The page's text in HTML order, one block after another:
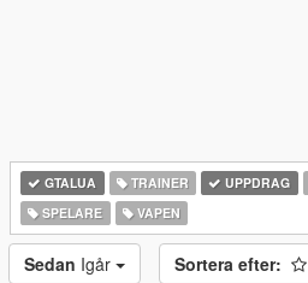
GTALUA TRAINER UPPDRAG
SPELARE
VAPEN
Sedan Igår Sortera efter: